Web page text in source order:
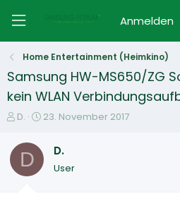
Anmelden
Home Entertainment (Heimkino)
Samsung HW-MS650/ZG
kein WLAN
E
s
e
D.
E
t
23. November 2017
D D.
User